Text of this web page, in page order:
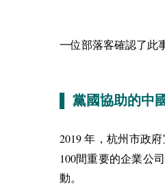
一位部落客確認了此
▌ 黨國協助的中
2019年，杭州市政
100間重要的企業公
動。